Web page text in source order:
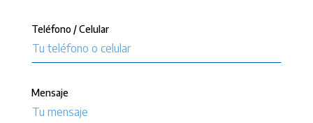
Teléfono / Celular
Mensaje